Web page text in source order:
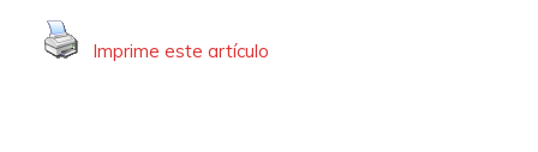
Imprime este artículo